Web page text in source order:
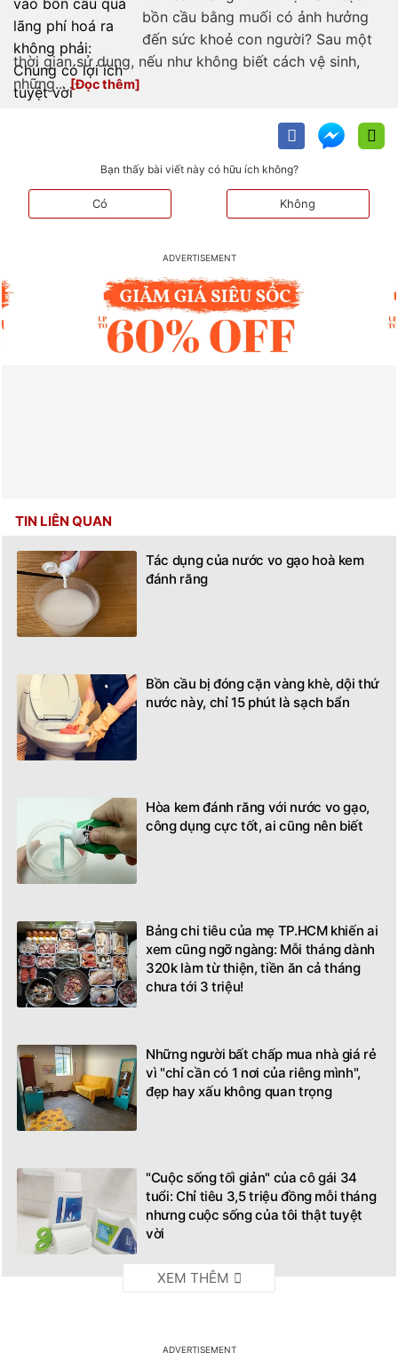
bồn cầu bằng muối có ảnh hưởng
đến sức khoẻ con người? Sau một
thời gian sử dụng, nếu như không biết cách vệ sinh,
những...
Bạn thấy bài viết này có hữu ích không?
Có Không
TIN LIÊN QUAN
Tác dụng của nước vo gạo hoà kem
đánh răng
Bồn cầu bị đóng cặn vàng khè, dội thứ
nước này, chỉ 15 phút là sạch bẩn
Hòa kem đánh răng với nước vo gạo,
công dụng cực tốt, ai cũng nên biết
Bảng chi tiêu của mẹ TP.HCM khiến ai
xem cũng ngỡ ngàng: Mỗi tháng dành
320k làm từ thiện, tiền ăn cả tháng
chưa tới 3 triệu!
Những người bất chấp mua nhà giá rẻ
vì "chỉ cần có 1 nơi của riêng mình",
đẹp hay xấu không quan trọng
"Cuộc sống tối giản" của cô gái 34
tuổi: Chỉ tiêu 3,5 triệu đồng mỗi tháng
nhưng cuộc sống của tôi thật tuyệt
vời